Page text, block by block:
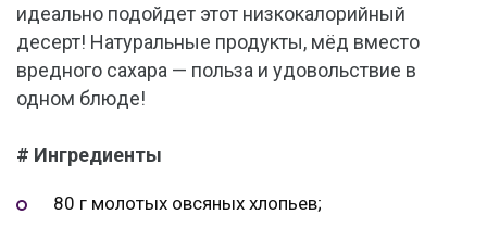
идеально подойдет этот низкокалорийный
десерт! Натуральные продукты, мёд вместо
вредного сахара — польза и удовольствие в
одном блюде!
# Ингредиенты
80 г молотых овсяных хлопьев;